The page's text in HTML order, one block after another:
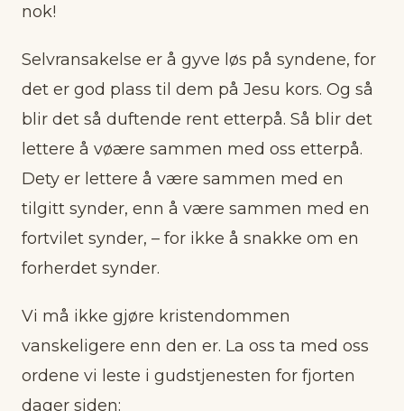
nok!
Selvransakelse er å gyve løs på syndene, for
det er god plass til dem på Jesu kors. Og så
blir det så duftende rent etterpå. Så blir det
lettere å vøære sammen med oss etterpå.
Dety er lettere å være sammen med en
tilgitt synder, enn å være sammen med en
fortvilet synder, – for ikke å snakke om en
forherdet synder.
Vi må ikke gjøre kristendommen
vanskeligere enn den er. La oss ta med oss
ordene vi leste i gudstjenesten for fjorten
dager siden: